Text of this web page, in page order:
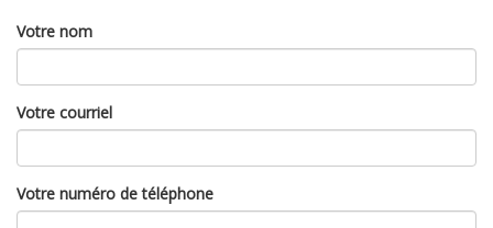
Votre nom
Votre courriel
Votre numéro de téléphone